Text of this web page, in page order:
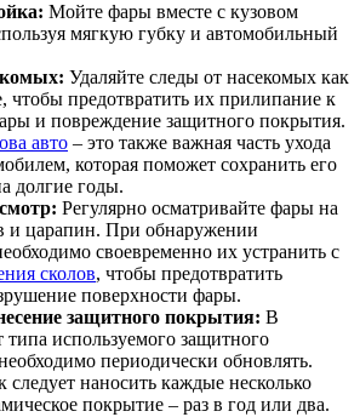
Мойте фары вместе с кузовом
мягкую губку и автомобильный
Удаляйте следы от насекомых как
чтобы предотвратить их прилипание к
и повреждение защитного покрытия.
авто – это также важная часть ухода
которая поможет сохранить его
долгие годы.
Регулярно осматривайте фары на
и царапин. При обнаружении
своевременно их устранить с
сколов, чтобы предотвратить
поверхности фары.
защитного покрытия: В
типа используемого защитного
периодически обновлять.
наносить каждые несколько
покрытие – раз в год или два.